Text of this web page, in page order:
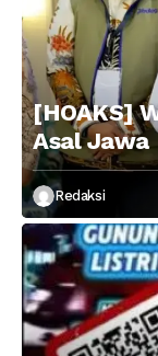
[HOAKS]
Asal Jawa
Redaksi